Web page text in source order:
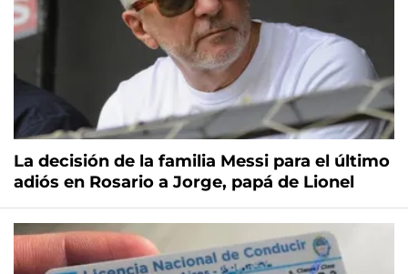
La decisión de la familia Messi para el último
adiós en Rosario a Jorge, papá de Lionel